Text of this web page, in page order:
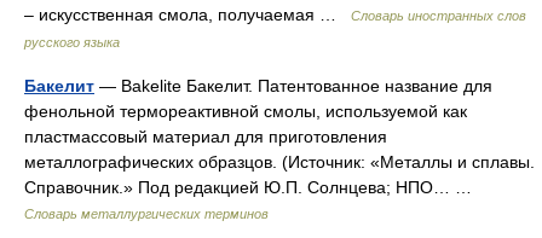
– искусственная смола, получаемая …
Словарь иностранных слов
русского языка
Бакелит — Bakelite Бакелит. Патентованное название для
фенольной термореактивной смолы, используемой как
пластмассовый материал для приготовления
металлографических образцов. (Источник: «Металлы и сплавы.
Справочник.» Под редакцией Ю.П. Солнцева; НПО… …
Словарь металлургических терминов